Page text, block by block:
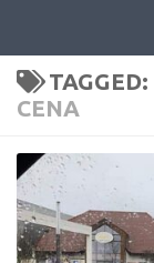
TAGGED:
CENA